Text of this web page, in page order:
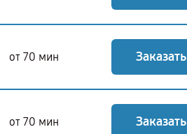
от 70 мин Заказать
от 70 мин Заказать